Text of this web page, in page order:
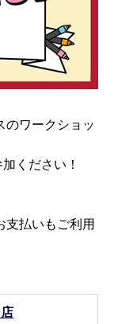
のワークショッ
ください！
支払いもご利用